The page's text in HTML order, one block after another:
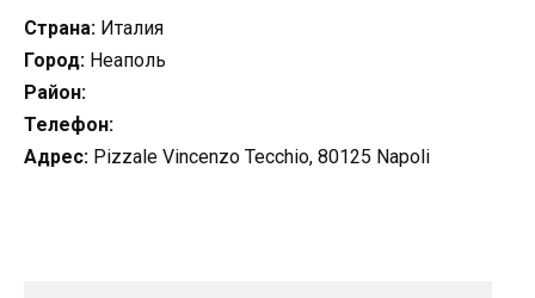
Страна: Италия
Город: Неаполь
Район:
Телефон:
Адрес: Pizzale Vincenzo Tecchio, 80125 Napoli